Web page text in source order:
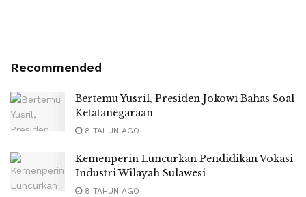
Recommended
Bertemu Yusril, Presiden Jokowi Bahas Soal
Ketatanegaraan
8 TAHUN AGO
Kemenperin Luncurkan Pendidikan Vokasi
Industri Wilayah Sulawesi
8 TAHUN AGO